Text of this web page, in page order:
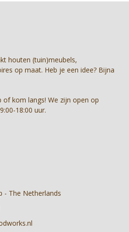
first
slide
houten (tuin)meubels,
op maat. Heb je een idee? Bijna
kom langs! We zijn open op
18:00 uur.
- The Netherlands